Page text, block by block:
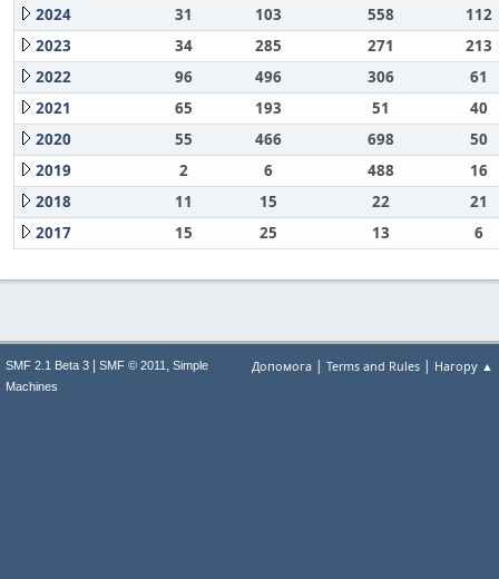
2024
31 103 558
112
2023
34 285 271
213
2022
96 496 306
61
2021
65 193 51
40
2020
55 466 698
50
2019
2 6 488
16
2018
11 15 22
21
2017
15 25 13 6
Допомога | Terms and Rules | Нагору ▲
SMF 2.1 Beta 3 SMF © 2011 , Simple
Machines